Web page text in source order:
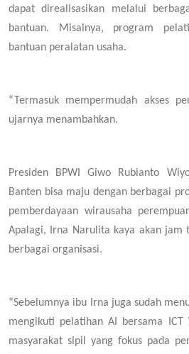
dapat direalisasikan melalui
bantuan. Misalnya, program
bantuan peralatan usaha.
“Termasuk mempermudah akses
ujarnya menambahkan.
Presiden BPWI Giwo Rubianto
Banten bisa maju dengan berbagai
pemberdayaan wirausaha
Apalagi, Irna Narulita kaya akan jam
berbagai organisasi.
“Sebelumnya ibu Irna juga sudah
mengikuti pelatihan AI bersama ICT
masyarakat sipil yang fokus pada